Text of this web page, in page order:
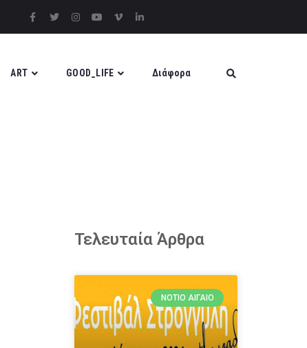
ART GOOD_LIFE Διάφορα
Τελευταία Άρθρα
ΝΌΤΙΟ ΑΙΓΑΊΟ